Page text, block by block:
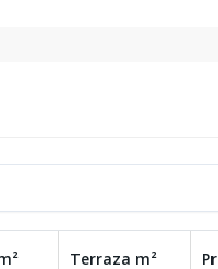
Terraza m²